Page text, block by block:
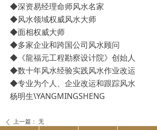
联系我们
◆深资易经理命师风水名家
◆风水领域权威风水大师
◆面相权威大师
◆多家企业和跨国公司风水顾问
◆《龍福元工程勘察设计院》创始人
◆数十年风水经验实践风水作业改运
◆专业为个人、企业改运和跟踪风水
杨明生\YANGMINGSHENG
ꄴ 上一篇： 无